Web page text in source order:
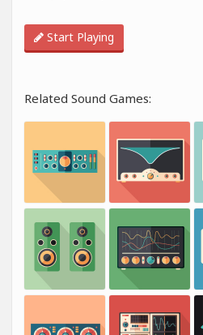
Start Playing
Related Sound Games: